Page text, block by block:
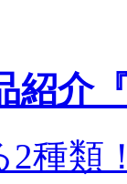
紹介
2種類